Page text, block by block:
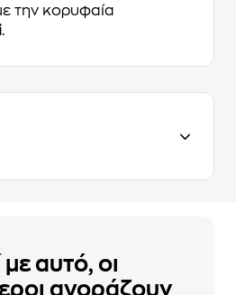
την κορυφαία
.
με αυτό, οι
αγοράζουν